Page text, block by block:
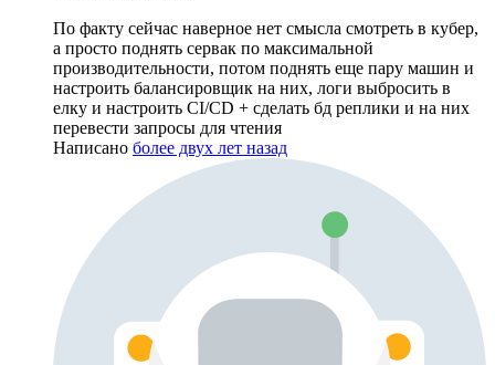
По факту сейчас наверное нет смысла смотреть в кубер,
а просто поднять сервак по максимальной
производительности, потом поднять еще пару машин и
настроить балансировщик на них, логи выбросить в
елку и настроить CI/CD + сделать бд реплики и на них
перевести запросы для чтения
Написано более двух лет назад